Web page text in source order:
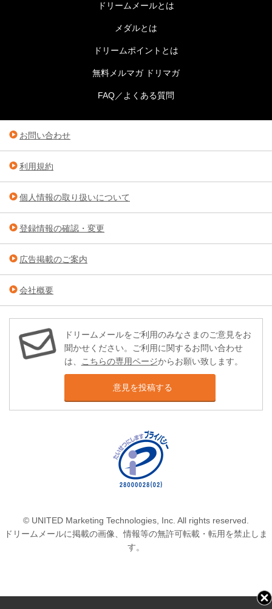
ドリームメールとは
メダルとは
ドリームポイントとは
無料メルマガ ドリマガ
FAQ／よくある質問
お問い合わせ
利用規約
個人情報の取り扱いについて
登録情報の確認・変更
広告掲載のご案内
会社概要
ドリームメールをご利用のみなさまのご意見をお
聞かせください。ご利用に関するお問い合わせ
は、 こちらの専用ページからお願い致します。
意見を投稿する
© UNITED Marketing Technologies, Inc. All rights reserved.
ドリームメールに掲載の画像、情報等の無許可転載・転用を禁止しま
す。